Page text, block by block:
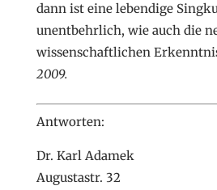
dann ist eine lebendige
unentbehrlich, wie auch die
wissenschaftlichen
2009.
Antworten:
Dr. Karl Adamek
Augustastr. 32